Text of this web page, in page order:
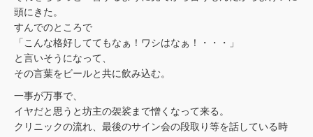
頭にきた。
すんでのところで
「こんな格好しててもなぁ！ワシはなぁ！・・・」
と言いそうになって、
その言葉をビールと共に飲み込む。
一事が万事で、
イヤだと思うと坊主の袈裟まで憎くなって来る。
クリニックの流れ、最後のサイン会の段取り等を話している時